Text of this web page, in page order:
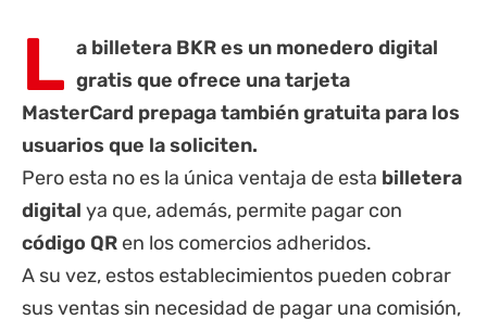
L a billetera BKR es un monedero digital
gratis que ofrece una tarjeta
MasterCard prepagatambién gratuita para los
usuarios que la soliciten.
Pero esta no es la única ventaja de esta billetera
digital ya que, además, permite pagar con
código QR en los comercios adheridos.
A su vez, estos establecimientos pueden cobrar
sus ventas sin necesidad de pagar una comisión,